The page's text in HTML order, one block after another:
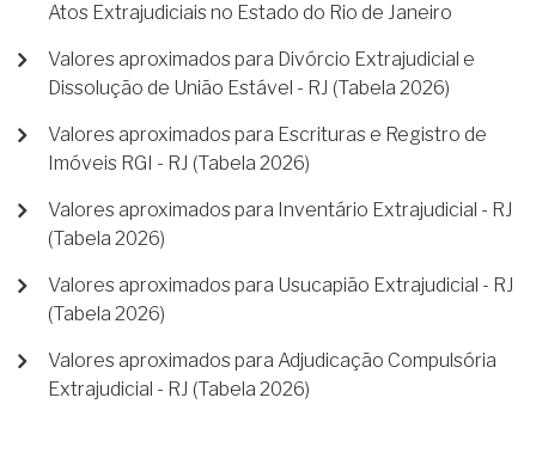
Atos Extrajudiciais no Estado do Rio de Janeiro
Valores aproximados para Divórcio Extrajudicial e
Dissolução de União Estável - RJ (Tabela 2026)
Valores aproximados para Escrituras e Registro de
Imóveis RGI - RJ (Tabela 2026)
Valores aproximados para Inventário Extrajudicial - RJ
(Tabela 2026)
Valores aproximados para Usucapião Extrajudicial - RJ
(Tabela 2026)
Valores aproximados para Adjudicação Compulsória
Extrajudicial - RJ (Tabela 2026)